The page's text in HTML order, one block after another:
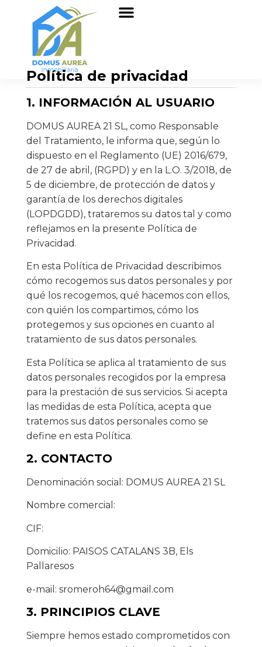
Política de privacidad
1. INFORMACIÓN AL USUARIO
DOMUS AUREA 21 SL, como Responsable
del Tratamiento, le informa que, según lo
dispuesto en el Reglamento (UE) 2016/679,
de 27 de abril, (RGPD) y en la L.O. 3/2018, de
5 de diciembre, de protección de datos y
garantía de los derechos digitales
(LOPDGDD), trataremos su datos tal y como
reflejamos en la presente Política de
Privacidad.
En esta Política de Privacidad describimos
cómo recogemos sus datos personales y por
qué los recogemos, qué hacemos con ellos,
con quién los compartimos, cómo los
protegemos y sus opciones en cuanto al
tratamiento de sus datos personales.
Esta Política se aplica al tratamiento de sus
datos personales recogidos por la empresa
para la prestación de sus servicios. Si acepta
las medidas de esta Política, acepta que
tratemos sus datos personales como se
define en esta Política.
2. CONTACTO
Denominación social: DOMUS AUREA 21 SL
Nombre comercial:
CIF:
Domicilio: PAISOS CATALANS 3B, Els
Pallaresos
e-mail: sromeroh64@gmail.com
3. PRINCIPIOS CLAVE
Siempre hemos estado comprometidos con